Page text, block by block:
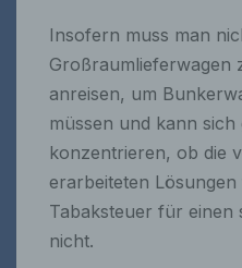
Insofern muss man
Großraumlieferwagen
anreisen, um
müssen und kann
konzentrieren, ob die
erarbeiteten
Tabaksteuer für einen
nicht.